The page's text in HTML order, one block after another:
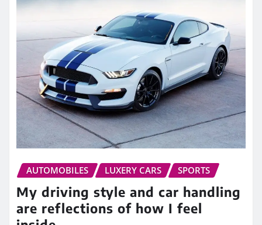
AUTOMOBILES LUXERY CARS SPORTS
My driving style and car handling
are reflections of how I feel